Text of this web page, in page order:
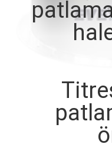
TURU
BIZIMLE
ILETIŞIME